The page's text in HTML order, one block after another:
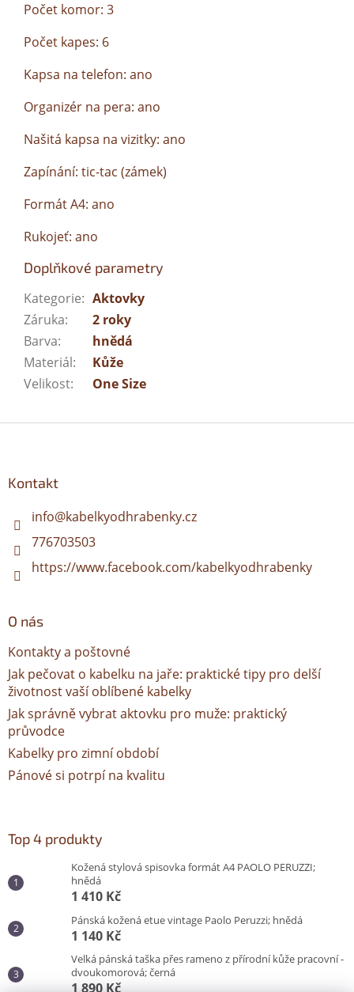
Počet komor: 3
Počet kapes: 6
Kapsa na telefon: ano
Organizér na pera: ano
Našitá kapsa na vizitky: ano
Zapínání: tic-tac (zámek)
Formát A4: ano
Rukojeť: ano
Doplňkové parametry
Kategorie: Aktovky
Záruka:
2 roky
Barva:
hnědá
Materiál:
Kůže
Velikost: One Size
Kontakt
info@kabelkyodhrabenky.cz
776703503
https://www.facebook.com/kabelkyodhrabenky
O nás
Kontakty a poštovné
Jak pečovat o kabelku na jaře: praktické tipy pro delší
životnost vaší oblíbené kabelky
Jak správně vybrat aktovku pro muže: praktický
průvodce
Kabelky pro zimní období
Pánové si potrpí na kvalitu
Top 4 produkty
Kožená stylová spisovka formát A4 PAOLO PERUZZI;
hnědá
1 410 Kč
Pánská kožená etue vintage Paolo Peruzzi; hnědá
1 140 Kč
Velká pánská taška přes rameno z přírodní kůže pracovní -
dvoukomorová; černá
1 890 Kč